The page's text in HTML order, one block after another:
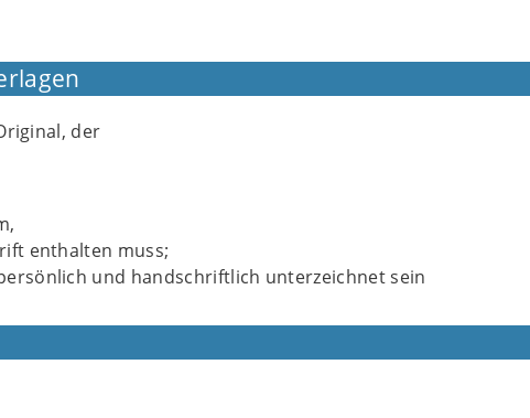
der
enthalten muss;
und handschriftlich unterzeichnet sein